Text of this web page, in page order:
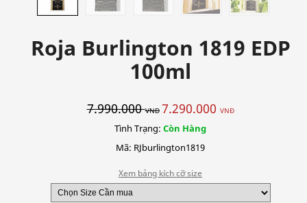
Roja Burlington 1819 EDP
100ml
7.990.000VNĐ 7.290.000 VNĐ
Tình Trạng: Còn Hàng
Mã: RJburlington1819
Xem bảng kích cỡ size